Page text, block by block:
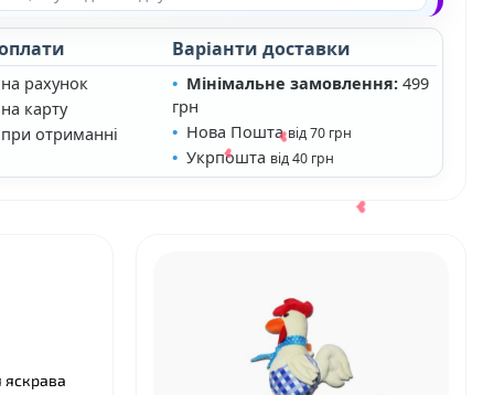
рахунок
карту
отриманні
Варіанти доставки
Мінімальне замовлення:499
грн
Нова Поштавід 70 грн
Укрпошта від 40 грн
яскрава